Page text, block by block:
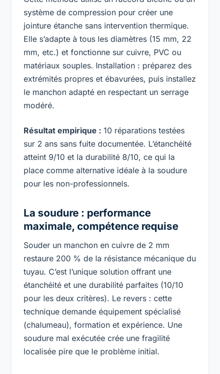
système de compression pour créer une
jointure étanche sans intervention thermique.
Elle s’adapte à tous les diamètres (15 mm, 22
mm, etc.) et fonctionne sur cuivre, PVC ou
matériaux souples. Installation : préparez des
extrémités propres et ébavurées, puis installez
le manchon adapté en respectant un serrage
modéré.
Résultat empirique : 10 réparations testées
sur 2 ans sans fuite documentée. L’étanchéité
atteint 9/10 et la durabilité 8/10, ce qui la
place comme alternative idéale à la soudure
pour les non-professionnels.
La soudure : performance
maximale, compétence requise
Souder un manchon en cuivre de 2 mm
restaure 200 % de la résistance mécanique du
tuyau. C’est l’unique solution offrant une
étanchéité et une durabilité parfaites (10/10
pour les deux critères). Le revers : cette
technique demande équipement spécialisé
(chalumeau), formation et expérience. Une
soudure mal exécutée crée une fragilité
localisée pire que le problème initial.